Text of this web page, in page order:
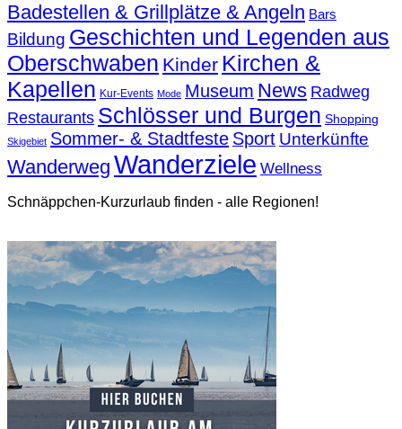
Badestellen & Grillplätze & Angeln Bars
Bildung Geschichten und Legenden aus
Oberschwaben Kinder Kirchen &
Kapellen Kur-Events Mode Museum News Radweg
Restaurants Schlösser und Burgen Shopping
Skigebiet Sommer- & Stadtfeste Sport Unterkünfte
Wanderweg Wanderziele Wellness
Schnäppchen-Kurzurlaub finden - alle Regionen!